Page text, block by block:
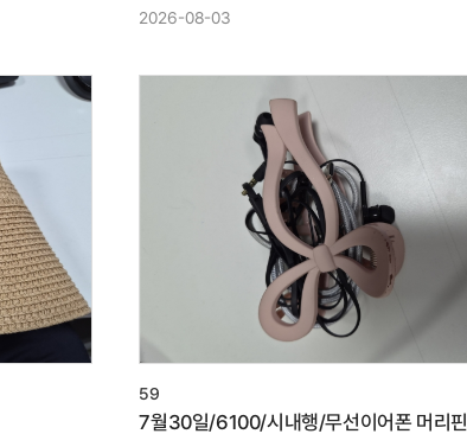
2026-08-03
59
7월30일/6100/시내행/무선이어폰 머리핀